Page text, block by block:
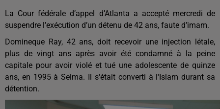
La Cour fédérale d’appel d’Atlanta a accepté mercredi de
suspendre l’exécution d’un détenu de 42 ans, faute d’imam.
Domineque Ray, 42 ans, doit recevoir une injection létale,
plus de vingt ans après avoir été condamné à la peine
capitale pour avoir violé et tué une adolescente de quinze
ans, en 1995 à Selma. Il s'était converti à l'Islam durant sa
détention.